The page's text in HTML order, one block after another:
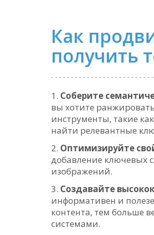
Как
получить
Соберите
вы хотите
инструменты, такие
найти релевантные
Оптимизируйте
добавление ключевых
изображений.
Создавайте
информативен и
контента, тем больше
системами.